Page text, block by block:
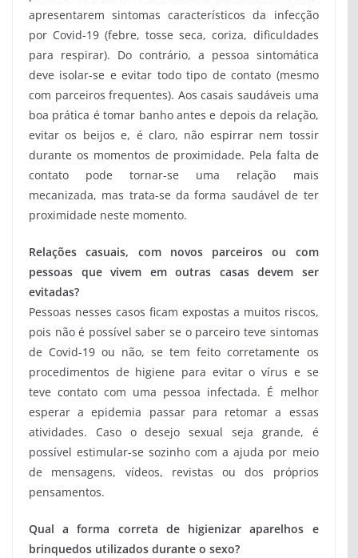
apresentarem sintomas característicos da infecção
por Covid-19 (febre, tosse seca, coriza, dificuldades
para respirar). Do contrário, a pessoa sintomática
deve isolar-se e evitar todo tipo de contato (mesmo
com parceiros frequentes). Aos casais saudáveis uma
boa prática é tomar banho antes e depois da relação,
evitar os beijos e, é claro, não espirrar nem tossir
durante os momentos de proximidade. Pela falta de
contato pode tornar-se uma relação mais
mecanizada, mas trata-se da forma saudável de ter
proximidade neste momento.
Relações casuais, com novos parceiros ou com
pessoas que vivem em outras casas devem ser
evitadas?
Pessoas nesses casos ficam expostas a muitos riscos,
pois não é possível saber se o parceiro teve sintomas
de Covid-19 ou não, se tem feito corretamente os
procedimentos de higiene para evitar o vírus e se
teve contato com uma pessoa infectada. É melhor
esperar a epidemia passar para retomar a essas
atividades. Caso o desejo sexual seja grande, é
possível estimular-se sozinho com a ajuda por meio
de mensagens, vídeos, revistas ou dos próprios
pensamentos.
Qual a forma correta de higienizar aparelhos e
brinquedos utilizados durante o sexo?